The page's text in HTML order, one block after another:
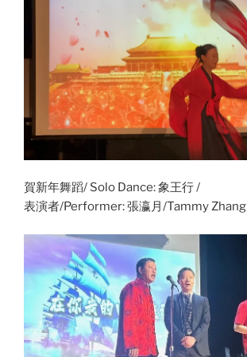
賀新年舞蹈/ Solo Dance: 象王行 /
表演者/Performer: 張瀛月/Tammy Zhang